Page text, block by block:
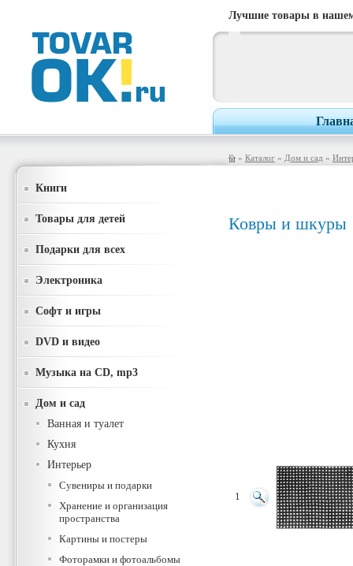
Лучшие товары в
» Каталог » Дом и сад »
Книги
Товары для детей
Подарки для всех
Электроника
Софт и игры
DVD и видео
Музыка на CD, mp3
Дом и сад
Ванная и туалет
Кухня
Интерьер
Сувениры и подарки
Хранение и организация
пространства
Картины и постеры
Фоторамки и фотоальбомы
Ковры и шкуры
1